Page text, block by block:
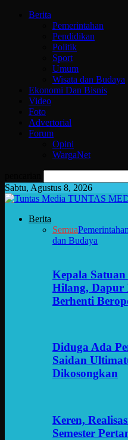
Berita
Pemerintahan
Pendidikan
Politik
Sport
Umum
Wisata dan Budaya
Ekonomi Dan Bisnis
Video
Foto
Advertorial
Forum
Opini
WargaNet
Sabtu, Agustus 8, 2026
TUNTAS
Berita
SemuaPemerintahan
dan Budaya
Kepala
Hilang, Dapur
Berhenti
Diduga Ada
Saidan
Dikosongkan
Keren,
Semester